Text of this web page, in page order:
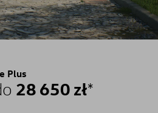
Plus
28 650 zł*